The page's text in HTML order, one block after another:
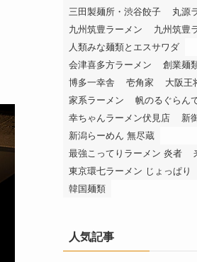
三田製麺所・渋谷餃子
丸源
九州筑豊ラーメン
九州筑豊
人類みな麺類とエスサワダ
会津喜多方ラーメン
創業麺
博多一幸舎
壱角家 大阪王
家系ラーメン
帆のるぐらん
幸ちゃんラーメン伏見店
新
新潟らーめん 無尽蔵
最強こってりラーメン 炎者
東京環七ラーメン じょっぱり
韓国麺類
人気記事